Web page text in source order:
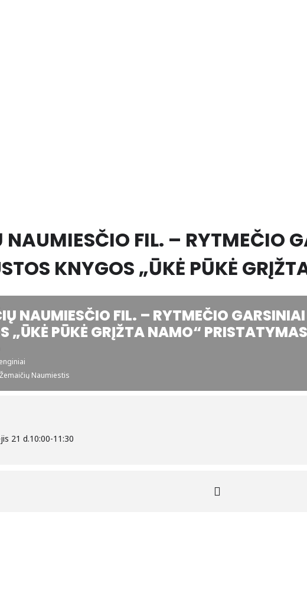
NAUMIESČIO FIL. – RYTMEČIO
KNYGOS „ŪKĖ PŪKĖ
NAUMIESČIO FIL. – RYTMEČIO
„ŪKĖ PŪKĖ GRĮŽTA NAMO“ PRISTATYMAS
Žemaičių Naumiestis
21 d.10:00-11:30